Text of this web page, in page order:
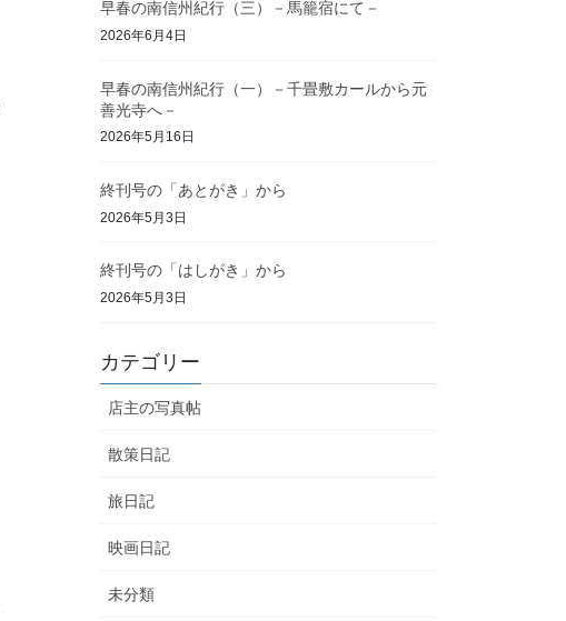
早春の南信州紀行（三）－馬籠宿にて－
2026年6月4日
早春の南信州紀行（一）－千畳敷カールから元
善光寺へ－
2026年5月16日
終刊号の「あとがき」から
2026年5月3日
終刊号の「はしがき」から
2026年5月3日
カテゴリー
店主の写真帖
散策日記
旅日記
映画日記
未分類